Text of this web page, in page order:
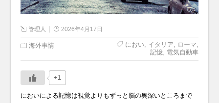
管理人 2026年4月17日
海外事情 におい, イタリア, ローマ,
記憶, 電気自動車
+1
においによる記憶は視覚よりもずっと脳の奥深いところまで